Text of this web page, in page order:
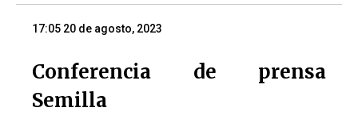
17:05 20 de agosto, 2023
Conferencia de prensa
Semilla